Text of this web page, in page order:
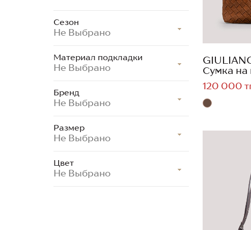
Сезон
Не Выбрано
Материал подкладки
Не Выбрано
Бренд
Не Выбрано
Размер
Не Выбрано
Цвет
Не Выбрано
Сумка на
120 000